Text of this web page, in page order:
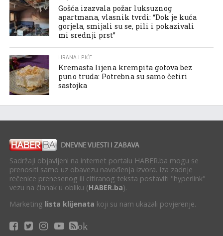
Gošća izazvala požar luksuznog
apartmana, vlasnik tvrdi: “Dok je kuća
gorjela, smijali su se, pili i pokazivali
mi srednji prst”
HRANA I PIĆE
Kremasta lijena krempita gotova bez
puno truda: Potrebna su samo četiri
sastojka
Sadržaji objavljeni na internet portalu HABER.ba mogu se
prenositi samo uz obavezu navođenja izvora. Iza zadnje
rečenice prenesenog ili citiranog teksta postaviti "hyperlink"
vezu na članak u obliku (HABER.ba).
Marketing lista klijenata koji su nam ukazali povjerenje.
ok